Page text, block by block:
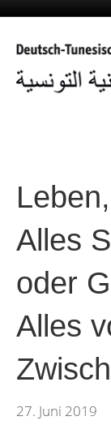
Alles
oder
Alles
27. Juni 2019